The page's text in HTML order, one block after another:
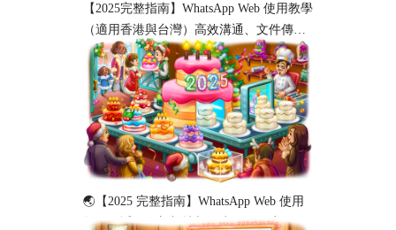
【2025完整指南】WhatsApp Web 使用教學
（適用香港與台灣）高效溝通、文件傳輸
與工作協作必備！
🌏【2025 完整指南】WhatsApp Web 使用
教程（适用于新加坡与马来西亚用户）